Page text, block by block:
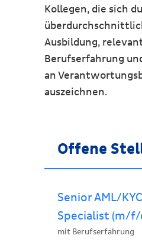
Kollegen, die sich
Ausbildung,
Berufserfahrung
an
auszeichnen.
Offene
Senior AML/
Specialist (m/f/
mit Berufserfahrung